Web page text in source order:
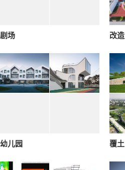
剧场 改造
幼儿园 覆土